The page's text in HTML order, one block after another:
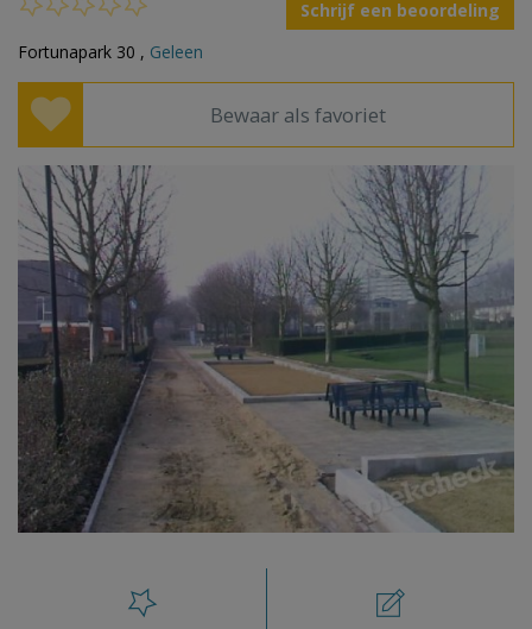
Schrijf een beoordeling
Fortunapark 30 , Geleen
Bewaar als favoriet